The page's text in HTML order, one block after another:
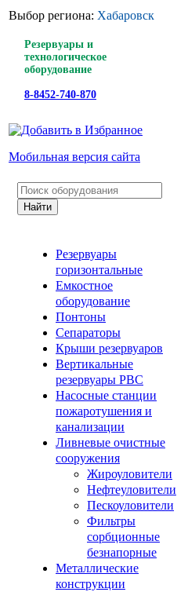
Выбор региона: Хабаровск
Резервуары и
технологическое
оборудование
8-8452-740-870
Мобильная версия сайта
Резервуары
горизонтальные
Емкостное
оборудование
Понтоны
Сепараторы
Крыши резервуаров
Вертикальные
резервуары РВС
Насосные станции
пожаротушения и
канализации
Ливневые очистные
сооружения
Жироуловители
Нефтеуловители
Пескоуловители
Фильтры
сорбционные
безнапорные
Металлические
конструкции